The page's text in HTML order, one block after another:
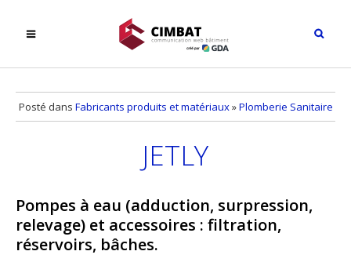
Posté dans Fabricants produits et matériaux»Plomberie Sanitaire
JETLY
Pompes à eau (adduction, surpression,
relevage) et accessoires : filtration,
réservoirs, bâches.